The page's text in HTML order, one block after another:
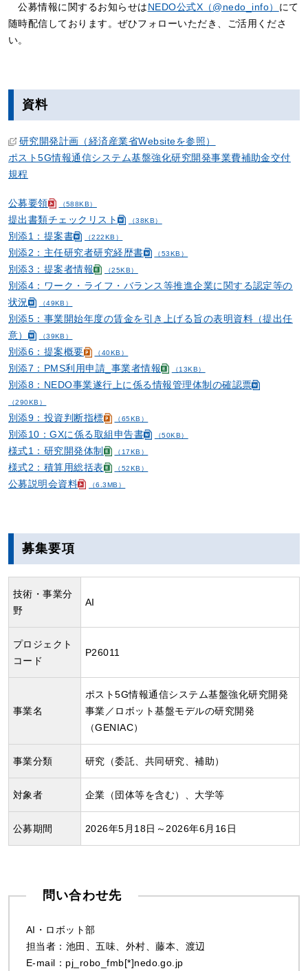
公募情報に関するお知らせはNEDO公式X（@nedo_info） にて
随時配信しております。ぜひフォローいただき、ご活用くださ
い。
資料
研究開発計画（経済産業省Websiteを参照）
ポスト5G情報通信システム基盤強化研究開発事業費補助金交付
規程
公募要領 （588KB）
提出書類チェックリスト （38KB）
別添1：提案書 （222KB）
別添2：主任研究者研究経歴書 （53KB）
別添3：提案者情報 （25KB）
別添4：ワーク・ライフ・バランス等推進企業に関する認定等の
状況
（49KB）
別添5：事業開始年度の賃金を引き上げる旨の表明資料（提出任
意）
（39KB）
別添6：提案概要 （40KB）
別添7：PMS利用申請_事業者情報 （13KB）
別添8：NEDO事業遂行上に係る情報管理体制の確認票
（290KB）
別添9：投資判断指標 （65KB）
別添10：GXに係る取組申告書 （50KB）
様式1：研究開発体制 （17KB）
様式2：積算用総括表 （52KB）
公募説明会資料 （6.3MB）
募集要項
技術・事業分
野
AI
プロジェクト
コード
P26011
事業名
ポスト5G情報通信システム基盤強化研究開発
事業／ロボット基盤モデルの研究開発
（GENIAC）
事業分類 研究（委託、共同研究、補助）
対象者 企業（団体等を含む）、大学等
公募期間 2026年5月18日～2026年6月16日
問い合わせ先
AI・ロボット部
担当者：池田、五味、外村、藤本、渡辺
E-mail：pj_robo_fmb[*]nedo.go.jp